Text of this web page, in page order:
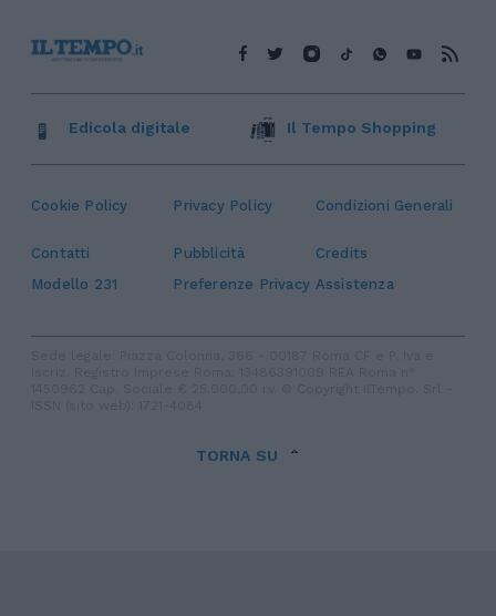
Cookie Policy Privacy Policy Condizioni Generali
Contatti Pubblicità
Credits
Modello 231
Preferenze Privacy Assistenza
Edicola digitale Il Tempo Shopping
TORNA SU